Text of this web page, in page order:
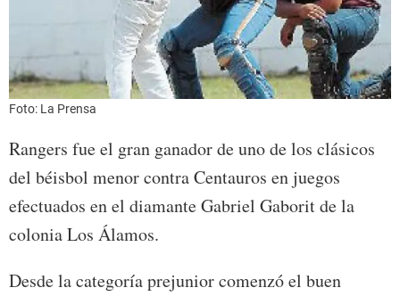
Foto: La Prensa
Rangers fue el gran ganador de uno de los clásicos
del béisbol menor contra Centauros en juegos
efectuados en el diamante Gabriel Gaborit de la
colonia Los Álamos.
Desde la categoría prejunior comenzó el buen